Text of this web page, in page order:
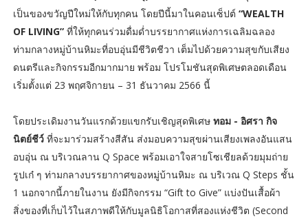
เป็นของขวัญปีใหม่ให้กับทุกคน โดยปีนี้มาในคอนเซ็ปต์ “WEALTH
OF LIVING”ที่ให้ทุกคนร่วมดื่มด่ำบรรยากาศแห่งการเฉลิมฉลอง
ท่ามกลางหมู่บ้านหิมะที่อบอุ่นมีชีวิตชีวา เต็มไปด้วยความสุขกับเสียง
ดนตรีและกิจกรรมอีกมากมาย พร้อม โปรโมชันสุดพิเศษตลอดเดือน
เริ่มตั้งแต่ 23 พฤศจิกายน – 31 ธันวาคม 2566 นี้
โดยประเดิมงานวันแรกด้วยแขกรับเชิญสุดพิเศษ ทอม - อิศรา กิจ
นิตย์ชีว์ที่จะมาร่วมสร้างสีสัน ส่งมอบความสุขผ่านเสียงเพลงอันแสน
อบอุ่น ณ บริเวณลาน Q Space พร้อมเอาใจสายโซเชียลด้วยมุมถ่าย
รูปเก๋ ๆ ท่ามกลางบรรยากาศของหมู่บ้านหิมะ ณ บริเวณ Q Steps ชั้น
1 นอกจากนี้ภายในงาน ยังมีกิจกรรม “Gift to Give” แบ่งปันเสื้อผ้า
สิ่งของที่เก็บไว้ในสภาพดีให้กับมูลนิธิโอกาสที่สองแห่งชีวิต (Second